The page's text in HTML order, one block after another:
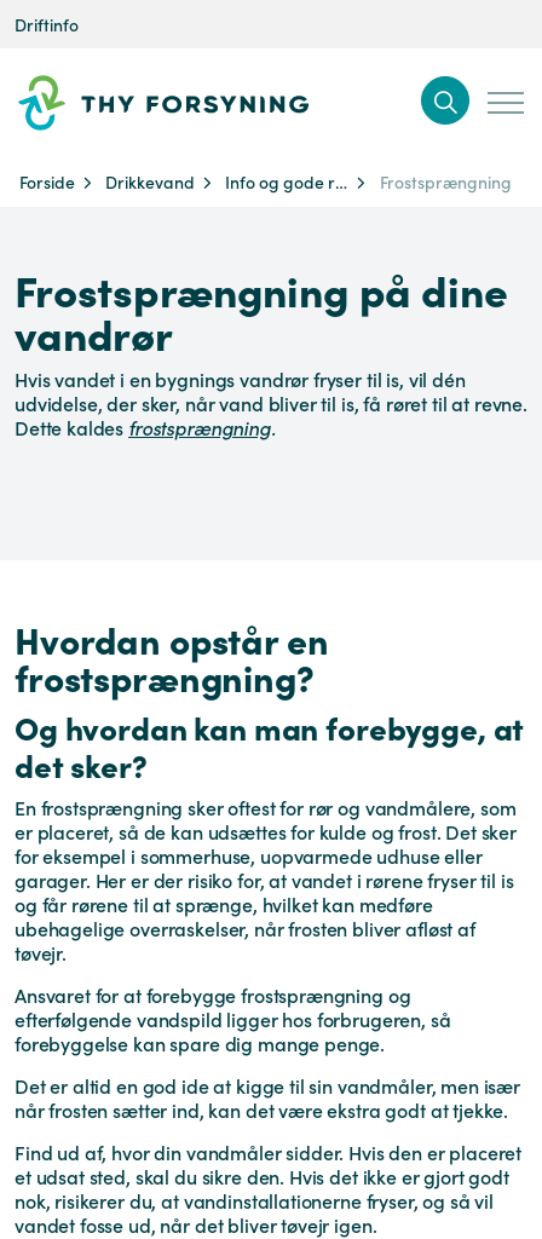
Driftinfo
Forside Drikkevand Info og gode råd Frostsprængning
Frostsprængning på dine
vandrør
Hvis vandet i en bygnings vandrør fryser til is, vil dén
udvidelse, der sker, når vand bliver til is, få røret til at revne.
Dette kaldes frostsprængning.
Hvordan opstår en
frostsprængning?
Og hvordan kan man forebygge, at
det sker?
En frostsprængning sker oftest for rør og vandmålere, som
er placeret, så de kan udsættes for kulde og frost. Det sker
for eksempel i sommerhuse, uopvarmede udhuse eller
garager. Her er der risiko for, at vandet i rørene fryser til is
og får rørene til at sprænge, hvilket kan medføre
ubehagelige overraskelser, når frosten bliver afløst af
tøvejr.
Ansvaret for at forebygge frostsprængning og
efterfølgende vandspild ligger hos forbrugeren, så
forebyggelse kan spare dig mange penge.
Det er altid en god ide at kigge til sin vandmåler, men især
når frosten sætter ind, kan det være ekstra godt at tjekke.
Find ud af, hvor din vandmåler sidder. Hvis den er placeret
et udsat sted, skal du sikre den. Hvis det ikke er gjort godt
nok, risikerer du, at vandinstallationerne fryser, og så vil
vandet fosse ud, når det bliver tøvejr igen.